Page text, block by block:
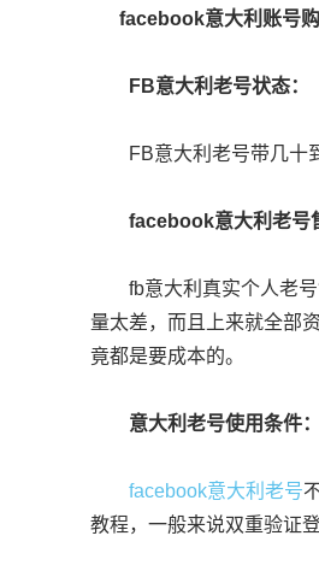
facebook意大利账号
FB意大利老号状态：
FB意大利老号带几十到-
facebook意大利老号售
fb意大利真实个人老号
量太差，而且上来就全部
竟都是要成本的。
意大利老号使用条件：
facebook意大利老号
教程，一般来说双重验证